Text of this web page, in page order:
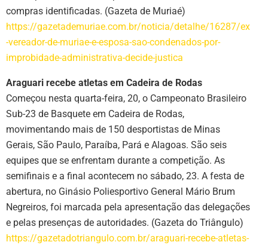
compras identificadas. (Gazeta de Muriaé)
https://gazetademuriae.com.br/noticia/detalhe/16287/ex
-vereador-de-muriae-e-esposa-sao-condenados-por-
improbidade-administrativa-decide-justica
Araguari recebe atletas em Cadeira de Rodas
Começou nesta quarta-feira, 20, o Campeonato Brasileiro
Sub-23 de Basquete em Cadeira de Rodas,
movimentando mais de 150 desportistas de Minas
Gerais, São Paulo, Paraíba, Pará e Alagoas. São seis
equipes que se enfrentam durante a competição. As
semifinais e a final acontecem no sábado, 23. A festa de
abertura, no Ginásio Poliesportivo General Mário Brum
Negreiros, foi marcada pela apresentação das delegações
e pelas presenças de autoridades. (Gazeta do Triângulo)
https://gazetadotriangulo.com.br/araguari-recebe-atletas-